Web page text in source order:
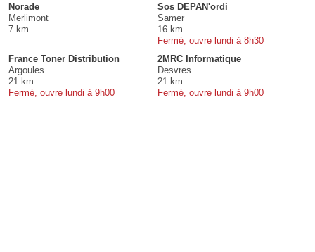
Norade
Merlimont
7 km
Sos DEPAN'ordi
Samer
16 km
Fermé, ouvre lundi à 8h30
France Toner Distribution
Argoules
21 km
Fermé, ouvre lundi à 9h00
2MRC Informatique
Desvres
21 km
Fermé, ouvre lundi à 9h00